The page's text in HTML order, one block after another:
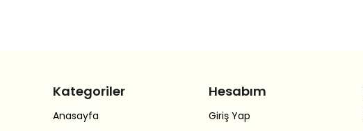
Kategoriler
Anasayfa
Hesabım
Giriş Yap